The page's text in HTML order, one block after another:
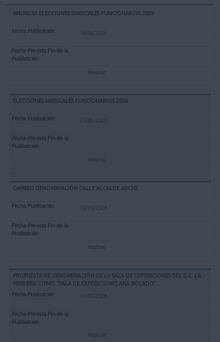
ANUNCIO ELECCIONES SINDICALES FUNCIONARIOS 2026
19/06/2026
Mostrar
ELECCIONES SINDICALES FUNCIONARIOS 2026
27/05/2026
Mostrar
CAMBIO DENOMINACIÓN CALLE ALCALDE ARCHE
30/04/2026
Mostrar
PROPUESTA DE DENOMINACIÓN DE LA SALA DE EXPOSICIONES DEL C.C. LA
VIDRIERA COMO "SALA DE EXPOSICIONES ANA BOLADO"
13/03/2026
Mostrar